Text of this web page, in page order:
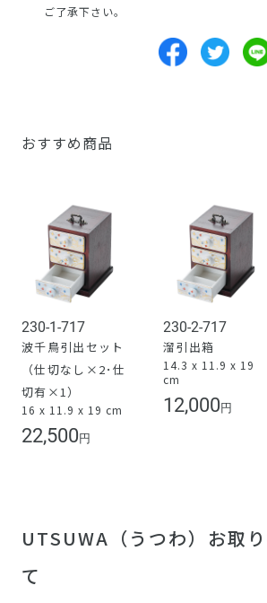
ご了承下さい。
おすすめ商品
230-1-717
波千鳥引出セット
（仕切なし×2･仕
切有×1）
16 x 11.9 x 19 cm
22,500 円
230-2-717
溜引出箱
14.3 x 11.9 x 19
cm
12,000 円
UTSUWA（うつわ）お取
て